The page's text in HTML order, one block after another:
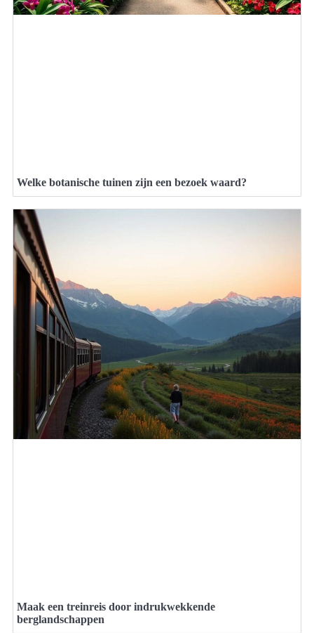
Welke botanische tuinen zijn een bezoek waard?
Maak een treinreis door indrukwekkende
berglandschappen